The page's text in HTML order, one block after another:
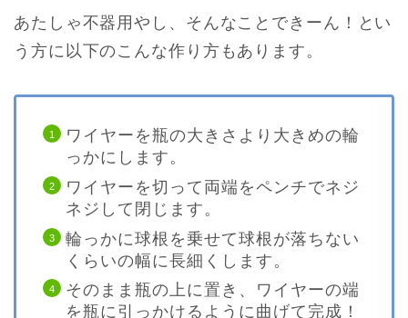
あたしゃ不器用やし、そんなことできーん！とい
う方に以下のこんな作り方もあります。
ワイヤーを瓶の大きさより大きめの輪
っかにします。
ワイヤーを切って両端をペンチでネジ
ネジして閉じます。
輪っかに球根を乗せて球根が落ちない
くらいの幅に長細くします。
そのまま瓶の上に置き、ワイヤーの端
を瓶に引っかけるように曲げて完成！